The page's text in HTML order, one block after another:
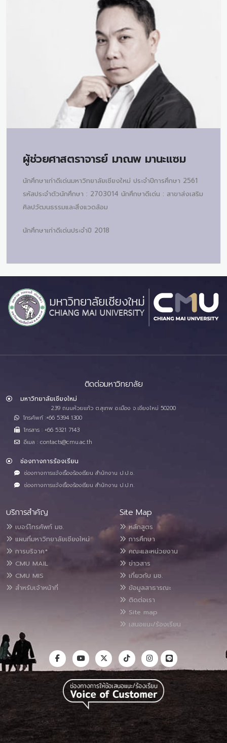
ผู้ช่วยศาสตราจารย์ มาณพ มานะแซม
นักศึกษาเก่าดีเด่นมหาวิทยาลัยเชียงใหม่ ประจำปีการศึกษา 2561
รหัสประจำตัวนักศึกษา : 2703014 นักศึกษาดีเด่น : สาขาส่งเสริม
ศิลปวัฒนธรรมและสิ่งแวดล้อม
นักศึกษาเก่าดีเด่นประจำปี 2018
ติดต่อมหาวิทยาลัย
มหาวิทยาลัยเชียงใหม่
239 ถนนห้วยแก้ว ต.สุเทพ อ.เมือง จ.เชียงใหม่ 50200
โทรศัพท์ :+66 5394 1300
โทรสาร : +66 5321 7143
อีเมล : contacts@cmu.ac.th
ช่องทางการร้องเรียน
ช่องทางการแจ้งเรื่องร้องเรียน สำนักงาน ป.ป.ช.
ช่องทางการแจ้งเรื่องร้องเรียน สำนักงาน ป.ป.ท.
บริการสำคัญ
เบอร์โทรศัพท์ มช.
แผนที่มหาวิทยาลัยเชียงใหม่
การบริจาค*
CMU MAIL
CMU MIS
สำหรับเจ้าหน้าที่
Site Map
หลักสูตร
การศึกษา
คณะและหน่วยงาน
ข่าวสาร
เกี่ยวกับ มช.
ข้อมูลสาธารณะ
ติดต่อเรา
Site map
เสนอแนะ/ร้องเรียน